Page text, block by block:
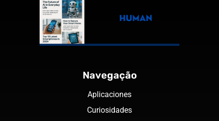
Navegação
Aplicaciones
Curiosidades